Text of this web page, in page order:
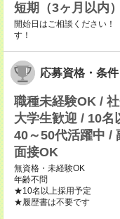
短期（3ヶ月以内）
開始日はご相談ください
す！
応募資格・条件
職種未経験OK /
大学生歓迎 / 10名
40～50代活躍中 /
面接OK
無資格・未経験OK
年齢不問
★10名以上採用予定
★履歴書は不要です